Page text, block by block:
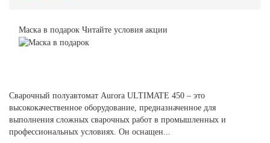
Маска в подарок Читайте условия акции
Сварочный полуавтомат Aurora ULTIMATE 450 – это
высококачественное оборудование, предназначенное для
выполнения сложных сварочных работ в промышленных и
профессиональных условиях. Он оснащен...